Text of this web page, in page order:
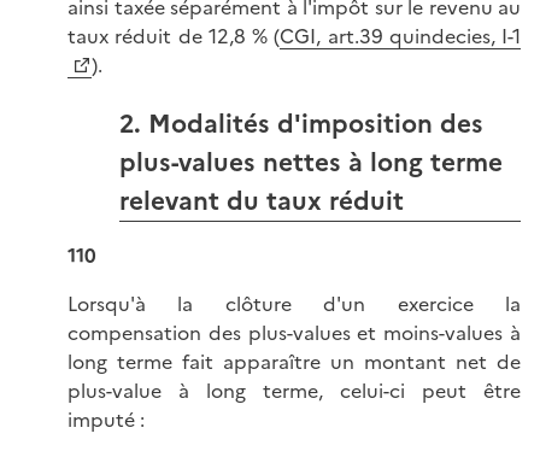
ainsi taxée séparément à l'impôt sur le revenu au
taux réduit de 12,8 % (CGI, art.39 quindecies, I-1
).
2. Modalités d'imposition des
plus-values nettes à long terme
relevant du taux réduit
110
Lorsqu'à la clôture d'un exercice la
compensation des plus-values et moins-values à
long terme fait apparaître un montant net de
plus-value à long terme, celui-ci peut être
imputé :